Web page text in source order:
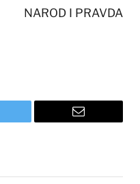
NAROD I PRAVDA
Email